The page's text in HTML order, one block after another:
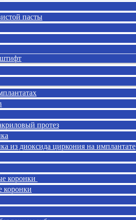
пасты
протез
из диоксида циркония на имплантате
коронки
коронки